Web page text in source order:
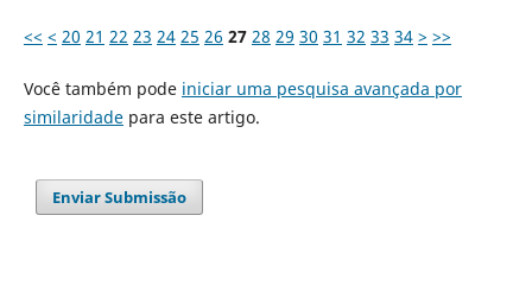
<< < 20 21 22 23 24 25 26 27 28 29 30 31 32 33 34 > >>
Você também pode iniciar uma pesquisa avançada por
similaridadepara este artigo.
Enviar Submissão